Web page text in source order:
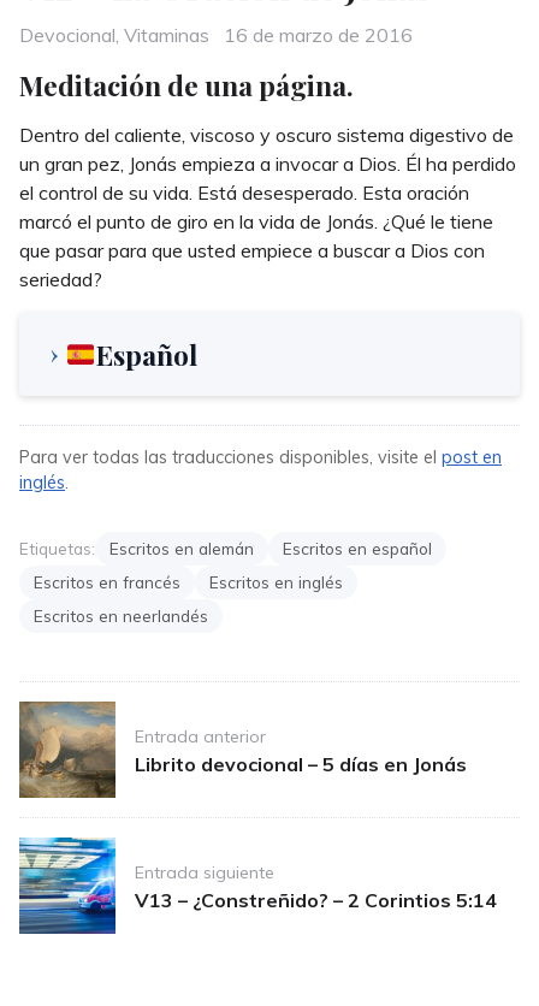
Categories
Devocional, Vitaminas
Posted
16 de marzo de 2016
Meditación de una página.
Dentro del caliente, viscoso y oscuro sistema digestivo de
un gran pez, Jonás empieza a invocar a Dios. Él ha perdido
el control de su vida. Está desesperado. Esta oración
marcó el punto de giro en la vida de Jonás. ¿Qué le tiene
que pasar para que usted empiece a buscar a Dios con
seriedad?
Español
Para ver todas las traducciones disponibles, visite el post en
inglés.
Etiquetas: Escritos en alemán
Escritos en español
Escritos en francés
Escritos en inglés
Escritos en neerlandés
Post
navigationEntrada anterior
Librito devocional – 5 días en Jonás
Entrada siguiente
V13 – ¿Constreñido? – 2 Corintios 5:14